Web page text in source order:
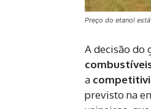
Preço do etanol
A decisão do
a
previsto na